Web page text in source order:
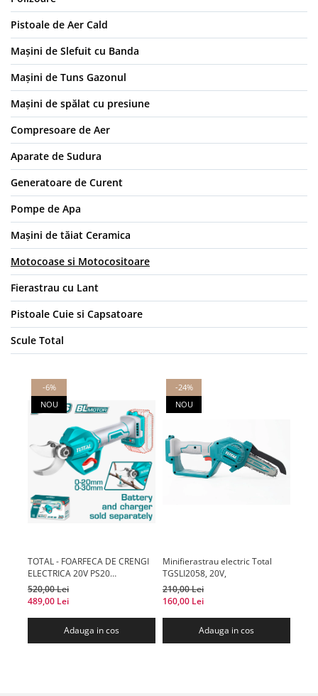
Pistoale de Aer Cald
Mașini de Slefuit cu Banda
Mașini de Tuns Gazonul
Mașini de spălat cu presiune
Compresoare de Aer
Aparate de Sudura
Generatoare de Curent
Pompe de Apa
Mașini de tăiat Ceramica
Motocoase si Motocositoare
Fierastrau cu Lant
Pistoale Cuie si Capsatoare
Scule Total
-6%
NOU
TOTAL - FOARFECA DE CRENGI
ELECTRICA 20V PS20
(NUINCLUDE ACUMULATOR SI
INCARCATOR)
520,00 Lei
489,00 Lei
Adauga in cos
-24%
NOU
Minifierastrau electric Total
TGSLI2058, 20V,
210,00 Lei
160,00 Lei
Adauga in cos